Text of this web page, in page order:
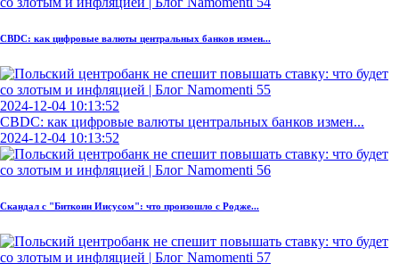
CBDC: как цифровые валюты центральных банков измен...
2024-12-04 10:13:52
CBDC: как цифровые валюты центральных банков измен...
2024-12-04 10:13:52
Скандал с "Биткоин Иисусом": что произошло с Родже...